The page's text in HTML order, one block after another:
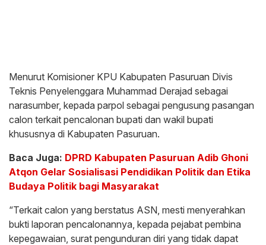
Menurut Komisioner KPU Kabupaten Pasuruan Divis
Teknis Penyelenggara Muhammad Derajad sebagai
narasumber, kepada parpol sebagai pengusung pasangan
calon terkait pencalonan bupati dan wakil bupati
khususnya di Kabupaten Pasuruan.
Baca Juga: DPRD Kabupaten Pasuruan Adib Ghoni
Atqon Gelar Sosialisasi Pendidikan Politik dan Etika
Budaya Politik bagi Masyarakat
“Terkait calon yang berstatus ASN, mesti menyerahkan
bukti laporan pencalonannya, kepada pejabat pembina
kepegawaian, surat pengunduran diri yang tidak dapat